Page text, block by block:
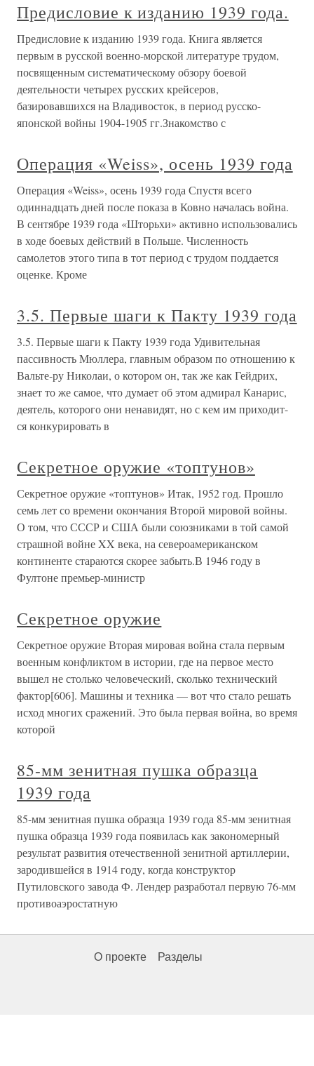
Предисловие к изданию 1939 года.
Предисловие к изданию 1939 года. Книга является
первым в русской военно-морской литературе трудом,
посвященным систематическому обзору боевой
деятельности четырех русских крейсеров,
базировавшихся на Владивосток, в период русско-
японской войны 1904-1905 гг.Знакомство с
Операция «Weiss», осень 1939 года
Операция «Weiss», осень 1939 года Спустя всего
одиннадцать дней после показа в Ковно началась война.
В сентябре 1939 года «Шторьхи» активно использовались
в ходе боевых действий в Польше. Численность
самолетов этого типа в тот период с трудом поддается
оценке. Кроме
3.5. Первые шаги к Пакту 1939 года
3.5. Первые шаги к Пакту 1939 года Удивительная
пассивность Мюллера, главным образом по отношению к
Вальте-ру Николаи, о котором он, так же как Гейдрих,
знает то же самое, что думает об этом адмирал Канарис,
деятель, которого они ненавидят, но с кем им приходит-
ся конкурировать в
Секретное оружие «топтунов»
Секретное оружие «топтунов» Итак, 1952 год. Прошло
семь лет со времени окончания Второй мировой войны.
О том, что СССР и США были союзниками в той самой
страшной войне XX века, на североамериканском
континенте стараются скорее забыть.В 1946 году в
Фултоне премьер-министр
Секретное оружие
Секретное оружие Вторая мировая война стала первым
военным конфликтом в истории, где на первое место
вышел не столько человеческий, сколько технический
фактор[606]. Машины и техника — вот что стало решать
исход многих сражений. Это была первая война, во время
которой
85-мм зенитная пушка образца
1939 года
85-мм зенитная пушка образца 1939 года 85-мм зенитная
пушка образца 1939 года появилась как закономерный
результат развития отечественной зенитной артиллерии,
зародившейся в 1914 году, когда конструктор
Путиловского завода Ф. Лендер разработал первую 76-мм
противоаэростатную
О проекте Разделы